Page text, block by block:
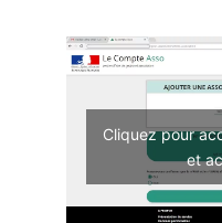
Cliquez pour
et